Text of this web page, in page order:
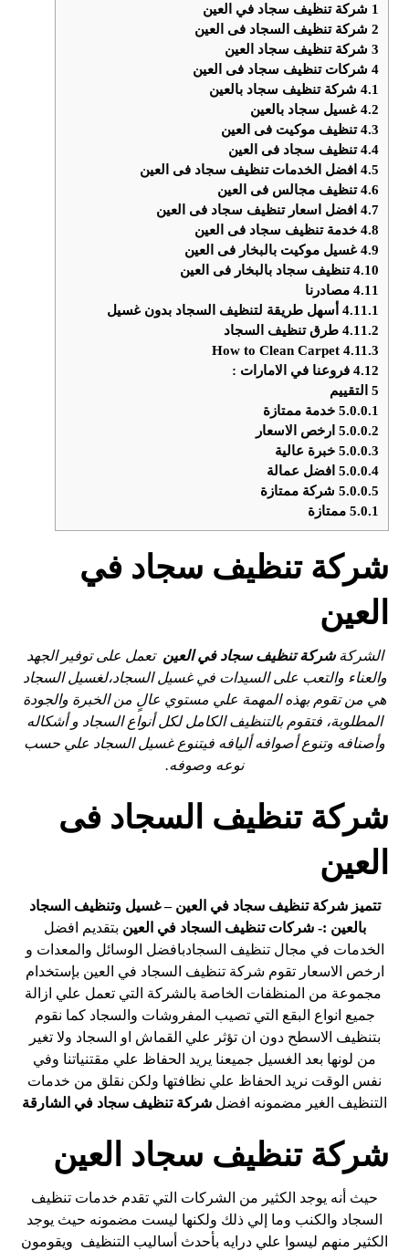
1 شركة تنظيف سجاد في العين
2 شركة تنظيف السجاد فى العين
3 شركة تنظيف سجاد العين
4 شركات تنظيف سجاد فى العين
4.1 شركة تنظيف سجاد بالعين
4.2 غسيل سجاد بالعين
4.3تنظيف موكيت فى العين
4.4تنظيف سجاد فى العين
4.5 افضل الخدمات تنظيف سجاد فى العين
4.6تنظيف مجالس فى العين
4.7 افضل اسعار تنظيف سجاد فى العين
4.8 خدمة تنظيف سجاد فى العين
4.9 غسيل موكيت بالبخار فى العين
4.10تنظيف سجاد بالبخار فى العين
4.11 مصادرنا
4.11.1 أسهل طريقة لتنظيف السجاد بدون غسيل
4.11.2 طرق تنظيف السجاد
4.11.3
How to Clean Carpet
4.12 فروعنا في الامارات :
5 التقييم
5.0.0.1 خدمة ممتازة
5.0.0.2 ارخص الاسعار
5.0.0.3 خبرة عالية
5.0.0.4 افضل عمالة
5.0.0.5 شركة ممتازة
5.0.1 ممتازة
شركة تنظيف سجاد في
العين
الشركةشركة تنظيف سجاد في العين تعمل على توفير الجهد
والعناء والتعب على السيدات في غسيل السجاد،لغسيل السجاد
هي من تقوم بهذه المهمة علي مستوي عالٍ من الخبرة والجودة
المطلوبة، فتقوم بالتنظيف الكامل لكل أنواع السجاد و أشكاله
وأصنافه وتنوع أصوافه أليافه فيتنوع غسيل السجاد علي حسب
نوعه وصوفه.
شركة تنظيف السجاد فى
العين
تتميز شركة تنظيف سجاد في العين – غسيل وتنظيف السجاد
بالعين :- شركات تنظيف السجاد في العين بتقديم افضل
الخدمات في مجال تنظيف السجادبافضل الوسائل والمعدات و
ارخص الاسعار تقوم شركة تنظيف السجاد في العين بإستخدام
مجموعة من المنظفات الخاصة بالشركة التي تعمل علي ازالة
جميع انواع البقع التي تصيب المفروشات والسجاد كما نقوم
بتنظيف الاسطح دون ان تؤثر علي القماش او السجاد ولا تغير
من لونها بعد الغسيل جميعنا يريد الحفاظ علي مقتنياتنا وفي
نفس الوقت نريد الحفاظ علي نظافتها ولكن نقلق من خدمات
التنظيف الغير مضمونه افضل شركة تنظيف سجاد في الشارقة
شركة تنظيف سجاد العين
حيث أنه يوجد الكثير من الشركات التي تقدم خدمات تنظيف
السجاد والكنب وما إلي ذلك ولكنها ليست مضمونه حيث يوجد
الكثير منهم ليسوا علي درايه بأحدث أساليب التنظيف ويقومون